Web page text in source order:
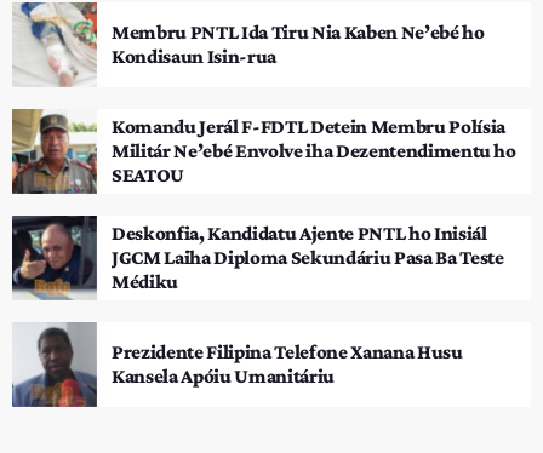
Membru PNTL Ida Tiru Nia Kaben Ne’ebé ho
Kondisaun Isin-rua
Komandu Jerál F-FDTL Detein Membru Polísia
Militár Ne’ebé Envolve iha Dezentendimentu ho
SEATOU
Deskonfia, Kandidatu Ajente PNTL ho Inisiál
JGCM Laiha Diploma Sekundáriu Pasa Ba Teste
Médiku
Prezidente Filipina Telefone Xanana Husu
Kansela Apóiu Umanitáriu